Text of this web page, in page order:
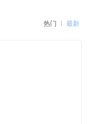
热门 最新